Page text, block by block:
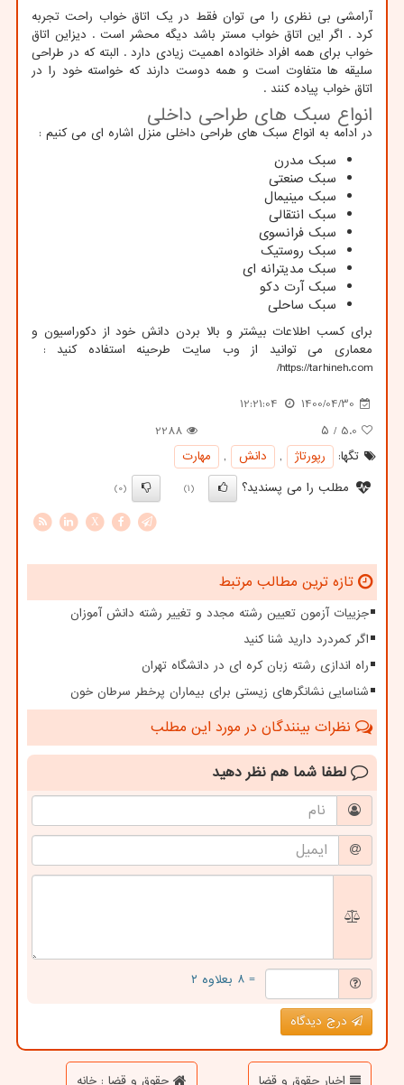
آرامشی بی نظری را می توان فقط در یک اتاق خواب راحت تجربه
کرد . اگر این اتاق خواب مستر باشد دیگه محشر است . دیزاین اتاق
خواب برای همه افراد خانواده اهمیت زیادی دارد . البته که در طراحی
سلیقه ها متفاوت است و همه دوست دارند که خواسته خود را در
اتاق خواب پیاده کنند .
انواع سبک های طراحی داخلی
در ادامه به انواع سبک های طراحی داخلی منزل اشاره ای می کنیم :
سبک مدرن
سبک صنعتی
سبک مینیمال
سبک انتقالی
سبک فرانسوی
سبک روستیک
سبک مدیترانه ای
سبک آرت دکو
سبک ساحلی
برای کسب اطلاعات بیشتر و بالا بردن دانش خود از دکوراسیون و
معماری می توانید از وب سایت طرحینه استفاده کنید :
https://tarhineh.com
/
1400/04/30
12:21:04
5.0 / ۵
2288
تگها:
رپورتاژ , دانش ,
مهارت
مطلب را می پسندید؟
(1)
(0)
X
تازه ترین مطالب مرتبط
جزییات آزمون تعیین رشته مجدد و تغییر رشته دانش آموزان
اگر کمردرد دارید شنا کنید
راه اندازی رشته زبان کره ای در دانشگاه تهران
شناسایی نشانگرهای زیستی برای بیماران پرخطر سرطان خون
نظرات بینندگان در مورد این مطلب
لطفا شما هم نظر دهید
= ۸ بعلاوه ۲
درج دیدگاه
اخبار حقوق و قضا حقوق و قضا : خانه